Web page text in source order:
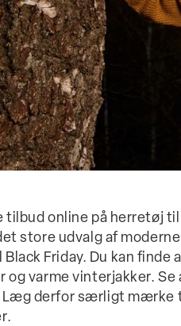
online på herretøj til
store udvalg af
Friday. Du kan
og varme vinterjakker. Se
Læg derfor særligt mærke